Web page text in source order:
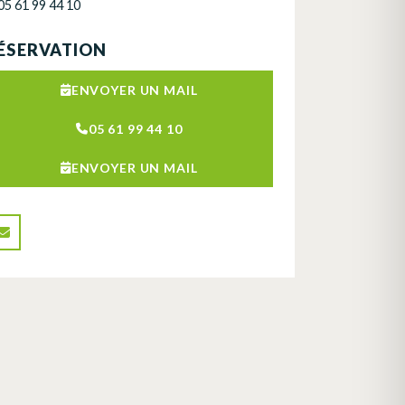
61 99 44 10
ENVOYER UN MAIL
05 61 99 44 10
ENVOYER UN MAIL